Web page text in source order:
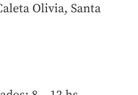
Olivia, Santa